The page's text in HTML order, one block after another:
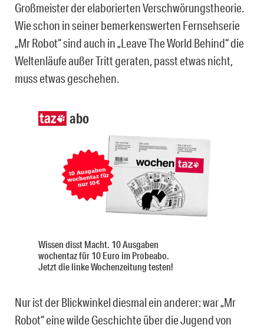
Großmeister der elaborierten Verschwörungstheorie.
Wie schon in seiner bemerkenswerten Fernsehserie
„Mr Robot“ sind auch in „Leave The World Behind“ die
Weltenläufe außer Tritt geraten, passt etwas nicht,
muss etwas geschehen.
abo
Wissen disst Macht. 10 Ausgaben
wochentaz für 10 Euro im Probeabo.
Jetzt die linke Wochenzeitung testen!
Nur ist der Blickwinkel diesmal ein anderer: war „Mr
Robot“ eine wilde Geschichte über die Jugend von